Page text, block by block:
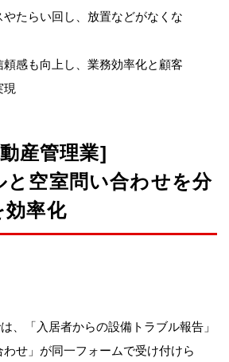
たらい回し、放置などがなくな
感も向上し、業務効率化と顧客
現
産管理業]
と空室問い合わせを分
効率化
、「入居者からの設備トラブル報告」
せ」が同一フォームで受け付けら